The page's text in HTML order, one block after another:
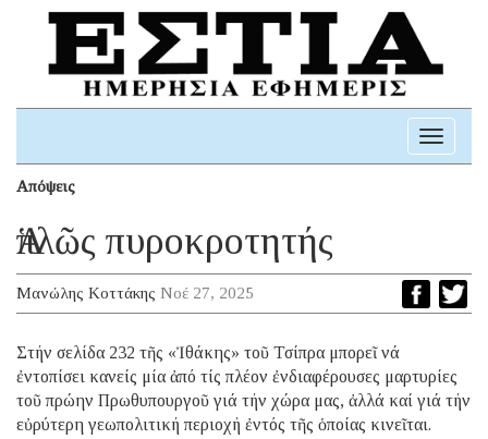
Toggle
Απόψεις
Ἁπλῶς πυροκροτητής
Μανώλης Κοττάκης Νοέ 27, 2025
Στήν σελίδα 232 τῆς «Ἰθάκης» τοῦ Τσίπρα μπορεῖ νά
ἐντοπίσει κανείς μία ἀπό τίς πλέον ἐνδιαφέρουσες μαρτυρίες
τοῦ πρώην Πρωθυπουργοῦ γιά τήν χώρα μας, ἀλλά καί γιά τήν
εὐρύτερη γεωπολιτική περιοχή ἐντός τῆς ὁποίας κινεῖται.